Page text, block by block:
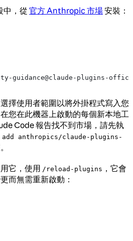
中，從 官方 Anthropic 市場安裝：
guidance@claude-plugins-
擇使用者範圍以將外掛程式寫入您
您在此機器上啟動的每個新本地工
Code 報告找不到市場，請先執
anthropics/claude-plugins-
它，使用 /reload-plugins ，它會
而無需重新啟動：